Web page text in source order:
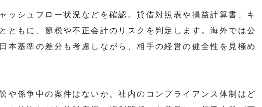
ッシュフロー状況などを確認。貸借対照表や損益計算書、キ
ともに、節税や不正会計のリスクを判定します。海外では公
本基準の差分も考慮しながら、相手の経営の健全性を見極め
や係争中の案件はないか、社内のコンプライアンス体制はど